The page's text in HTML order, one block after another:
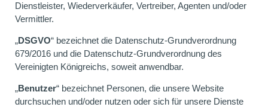
Dienstleister, Wiederverkäufer, Vertreiber, Agenten und/oder
Vermittler.
„DSGVO“ bezeichnet die Datenschutz-Grundverordnung
679/2016 und die Datenschutz-Grundverordnung des
Vereinigten Königreichs, soweit anwendbar.
„Benutzer“ bezeichnet Personen, die unsere Website
durchsuchen und/oder nutzen oder sich für unsere Dienste